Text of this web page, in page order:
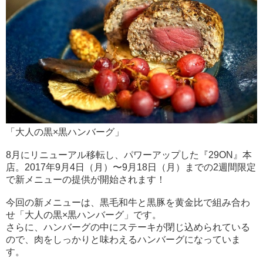
「大人の黒×黒ハンバーグ」
8月にリニューアル移転し、パワーアップした『29ON』本
店。2017年9月4日（月）〜9月18日（月）までの2週間限定
で新メニューの提供が開始されます！
今回の新メニューは、黒毛和牛と黒豚を黄金比で組み合わ
せ「大人の黒×黒ハンバーグ」です。
さらに、ハンバーグの中にステーキが閉じ込められている
ので、肉をしっかりと味わえるハンバーグになっていま
す。